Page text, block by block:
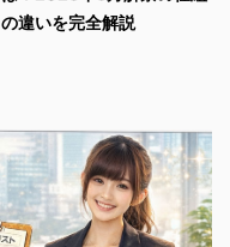
違いを完全解説